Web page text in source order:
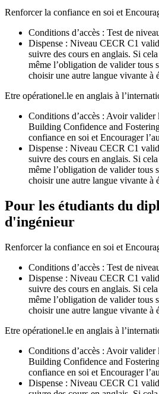
Renforcer la confiance en soi et
Conditions d’accès : Test de
Dispense : Niveau CECR C1
suivre des cours en anglais. Si
même l’obligation de valider tous
choisir une autre langue vivante à
Etre opérationel.le en anglais à
Conditions d’accès : Avoir valider
Building Confidence and
confiance en soi et Encourager
Dispense : Niveau CECR C1
suivre des cours en anglais. Si
même l’obligation de valider tous
choisir une autre langue vivante à
Pour les étudiants du
d'ingénieur
Renforcer la confiance en soi et
Conditions d’accès : Test de
Dispense : Niveau CECR C1
suivre des cours en anglais. Si
même l’obligation de valider tous
choisir une autre langue vivante à
Etre opérationel.le en anglais à
Conditions d’accès : Avoir valider
Building Confidence and
confiance en soi et Encourager
Dispense : Niveau CECR C1